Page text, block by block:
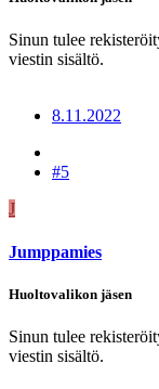
Sinun tulee
viestin sisältö.
8.11.2022
#5
J
Jumppamies
Huoltovalikon jäsen
Sinun tulee
viestin sisältö.